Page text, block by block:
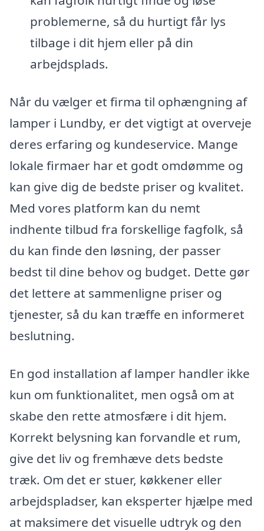
problemerne, så du hurtigt får lys
tilbage i dit hjem eller på din
arbejdsplads.
Når du vælger et firma til ophængning af
lamper i Lundby, er det vigtigt at overveje
deres erfaring og kundeservice. Mange
lokale firmaer har et godt omdømme og
kan give dig de bedste priser og kvalitet.
Med vores platform kan du nemt
indhente tilbud fra forskellige fagfolk, så
du kan finde den løsning, der passer
bedst til dine behov og budget. Dette gør
det lettere at sammenligne priser og
tjenester, så du kan træffe en informeret
beslutning.
En god installation af lamper handler ikke
kun om funktionalitet, men også om at
skabe den rette atmosfære i dit hjem.
Korrekt belysning kan forvandle et rum,
give det liv og fremhæve dets bedste
træk. Om det er stuer, køkkener eller
arbejdspladser, kan eksperter hjælpe med
at maksimere det visuelle udtryk og den